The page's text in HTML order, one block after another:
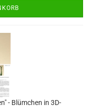
- Blümchen in 3D-